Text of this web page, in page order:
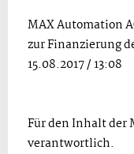
MAX Automation
zur Finanzierung
15.08.2017 / 13:08
Für den Inhalt
verantwortlich.